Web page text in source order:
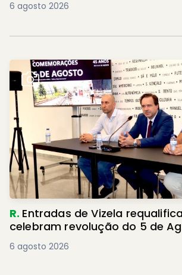
6 agosto 2026
R. Entradas de Vizela
celebram revolução do 5 de
6 agosto 2026